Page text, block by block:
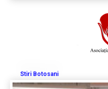
Stiri Botosani